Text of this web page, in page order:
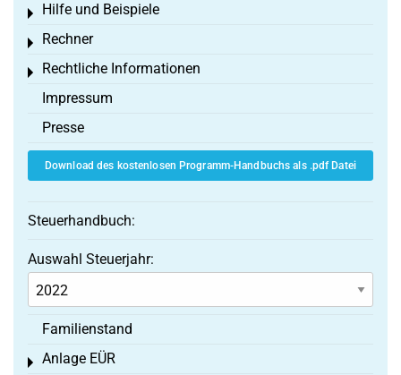
Hilfe und Beispiele
Toggle menu
Rechner
Toggle menu
Rechtliche Informationen
Toggle menu
Impressum
Presse
Download des kostenlosen Programm-Handbuchs als .pdf Datei
Steuerhandbuch:
Auswahl Steuerjahr:
Familienstand
Anlage EÜR
Toggle menu